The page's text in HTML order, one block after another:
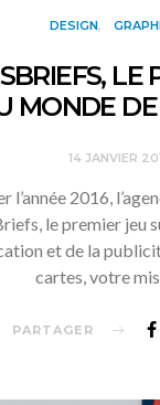
DESIGN
LE
MONDE DE
14 JANVIER
l’année 2016,
le premier jeu
et de la
cartes, votre
PARTAGER